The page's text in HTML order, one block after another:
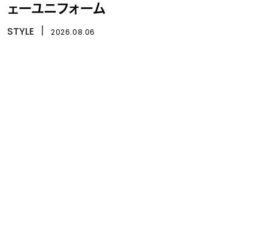
ェーユニフォーム
STYLE 2026.08.06